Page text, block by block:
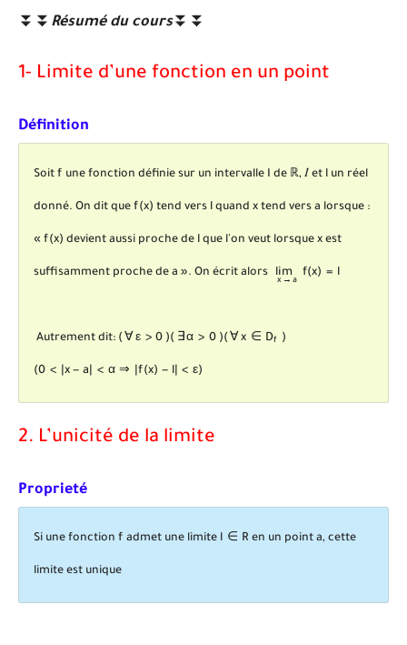
⏬⏬ Résumé du cours⏬⏬
1- Limite d’une fonction en un point
Définition
Soit f
f
une fonction définie sur un intervalle I de ℝ, 𝐼 et l
l
un réel
donné. On dit que f(x)
f(x)
tend vers l
l
quand x tend vers a lorsque :
« f(x)
f(x)
devient aussi proche de l
l
que l'on veut lorsque x est
suffisamment proche de a ». On écrit alors lim
x → a
f(x) = l
limx →af( l
Autrement dit: ( ∀ ε > 0 )
( ∀ε> 0 )
( ∃α > 0 )
( ∃α> 0 )
( ∀ x ∈ Df )
( ∀x ∈D )
(0 < x − a < α ⇒ |f(x) − l| < ε)
(0 |x -a α⇒ |f (x )-l| <ε)
2. L’unicité de la limite
Proprieté
Si une fonction f
f
admet une limite l ∈ R
l∈ℝ
en un point a, cette
limite est unique